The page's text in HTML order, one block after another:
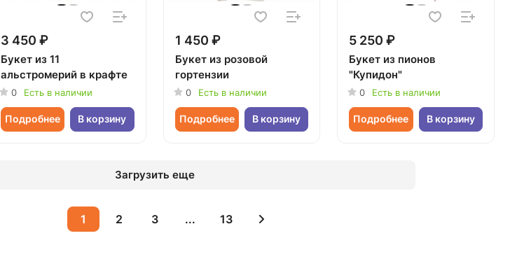
3 450 ₽
Букет из 11
альстромерий в крафте
0 Есть в наличии
Подробнее В корзину
1 450 ₽
Букет из розовой
гортензии
0 Есть в наличии
Подробнее В корзину
5 250 ₽
Букет из пионов
"Купидон"
0 Есть в наличии
Подробнее В корзину
Загрузить еще
1 2 3 ... 13